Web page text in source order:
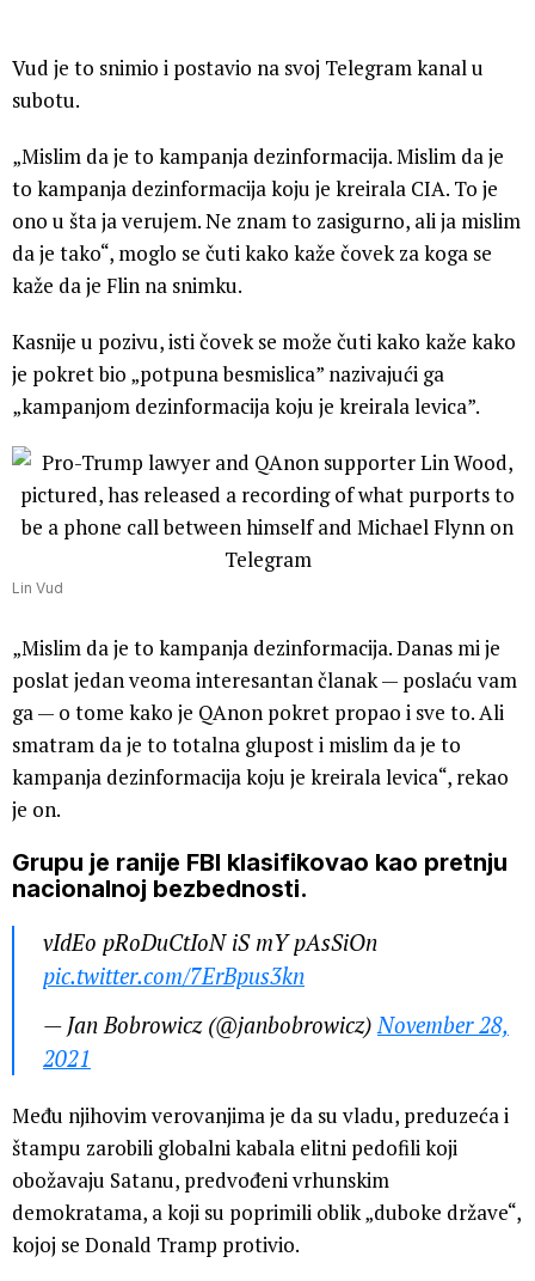
Vud je to snimio i postavio na svoj Telegram kanal u
subotu.
„Mislim da je to kampanja dezinformacija. Mislim da je
to kampanja dezinformacija koju je kreirala CIA. To je
ono u šta ja verujem. Ne znam to zasigurno, ali ja mislim
da je tako“, moglo se čuti kako kaže čovek za koga se
kaže da je Flin na snimku.
Kasnije u pozivu, isti čovek se može čuti kako kaže kako
je pokret bio „potpuna besmislica” nazivajući ga
„kampanjom dezinformacija koju je kreirala levica”.
Lin Vud
„Mislim da je to kampanja dezinformacija. Danas mi je
poslat jedan veoma interesantan članak — poslaću vam
ga — o tome kako je QAnon pokret propao i sve to. Ali
smatram da je to totalna glupost i mislim da je to
kampanja dezinformacija koju je kreirala levica“, rekao
je on.
Grupu je ranije FBI klasifikovao kao pretnju
nacionalnoj bezbednosti.
vIdEo pRoDuCtIoN iS mY pAsSiOn
pic.twitter.com/7ErBpus3kn
— Jan Bobrowicz (@janbobrowicz)November 28,
2021
Među njihovim verovanjima je da su vladu, preduzeća i
štampu zarobili globalni kabala elitni pedofili koji
obožavaju Satanu, predvođeni vrhunskim
demokratama, a koji su poprimili oblik „duboke države“,
kojoj se Donald Tramp protivio.